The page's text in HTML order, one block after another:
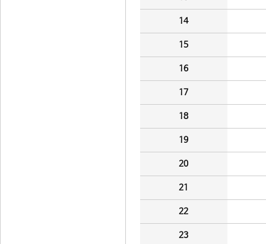
14
15
16
17
18
19
20
21
22
23